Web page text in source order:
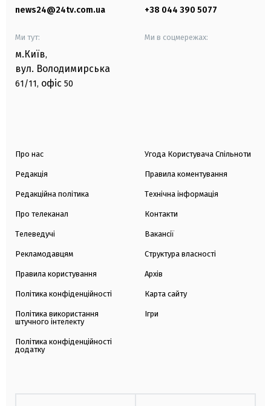
news24@24tv.com.ua +38 044 390 5077
Ми тут:
м.Київ,
вул. Володимирська
61/11, офіс 50
Ми в соцмережах:
Про нас
Редакція
Редакційна політика
Про телеканал
Телеведучі
Рекламодавцям
Правила користування
Політика конфіденційності
Політика використання
штучного інтелекту
Політика конфіденційності
додатку
Угода Користувача Спільноти
Правила коментування
Технічна інформація
Контакти
Вакансії
Структура власності
Архів
Карта сайту
Ігри